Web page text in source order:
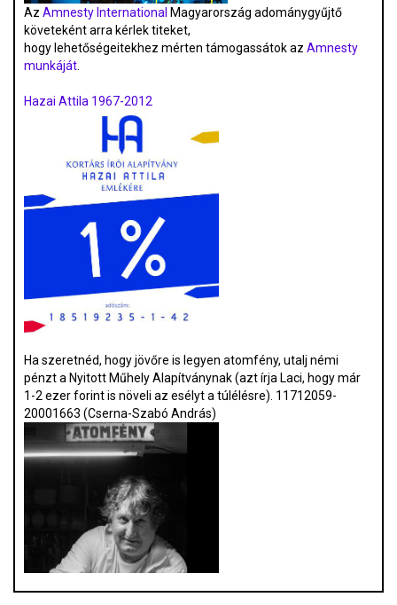
Az Amnesty International Magyarország adománygyűjtő
követeként arra kérlek titeket,
hogy lehetőségeitekhez mérten támogassátok az Amnesty
munkáját.
Hazai Attila 1967-2012
Ha szeretnéd, hogy jövőre is legyen atomfény, utalj némi
pénzt a Nyitott Műhely Alapítványnak (azt írja Laci, hogy már
1-2 ezer forint is növeli az esélyt a túlélésre). 11712059-
20001663 (Cserna-Szabó András)